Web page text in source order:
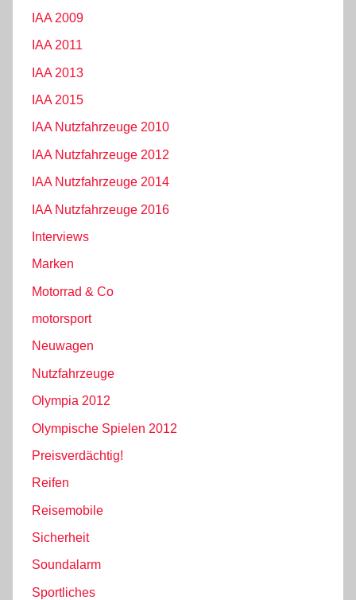
IAA 2009
IAA 2011
IAA 2013
IAA 2015
IAA Nutzfahrzeuge 2010
IAA Nutzfahrzeuge 2012
IAA Nutzfahrzeuge 2014
IAA Nutzfahrzeuge 2016
Interviews
Marken
Motorrad & Co
motorsport
Neuwagen
Nutzfahrzeuge
Olympia 2012
Olympische Spielen 2012
Preisverdächtig!
Reifen
Reisemobile
Sicherheit
Soundalarm
Sportliches